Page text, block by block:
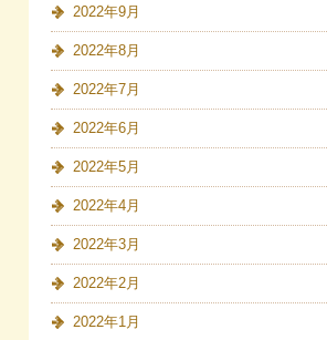
2022年9月
2022年8月
2022年7月
2022年6月
2022年5月
2022年4月
2022年3月
2022年2月
2022年1月